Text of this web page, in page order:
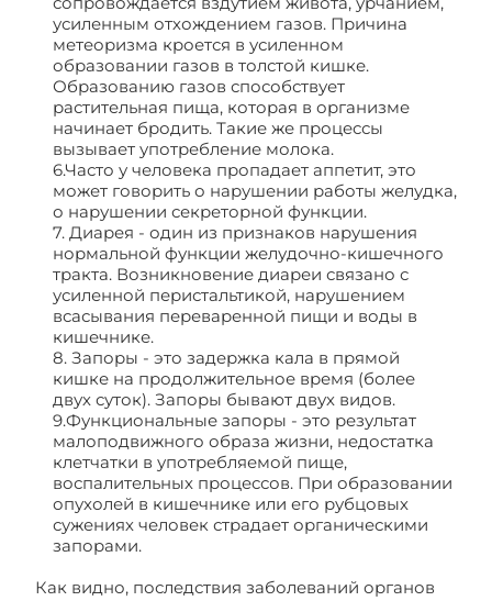
усиленным отхождением газов. Причина
метеоризма кроется в усиленном
образовании газов в толстой кишке.
Образованию газов способствует
растительная пища, которая в организме
начинает бродить. Такие же процессы
вызывает употребление молока.
6.Часто у человека пропадает аппетит, это
может говорить о нарушении работы желудка,
о нарушении секреторной функции.
7. Диарея - один из признаков нарушения
нормальной функции желудочно-кишечного
тракта. Возникновение диареи связано с
усиленной перистальтикой, нарушением
всасывания переваренной пищи и воды в
кишечнике.
8. Запоры - это задержка кала в прямой
кишке на продолжительное время (более
двух суток). Запоры бывают двух видов.
9.Функциональные запоры - это результат
малоподвижного образа жизни, недостатка
клетчатки в употребляемой пище,
воспалительных процессов. При образовании
опухолей в кишечнике или его рубцовых
сужениях человек страдает органическими
запорами.
Как видно, последствия заболеваний органов